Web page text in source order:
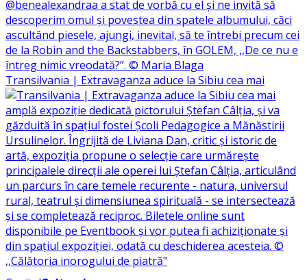
Transilvania | Extravaganza aduce la Sibiu cea mai